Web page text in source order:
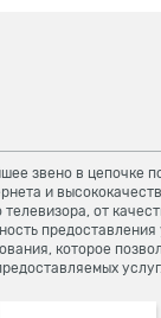
звено в цепочке
и
от
которое